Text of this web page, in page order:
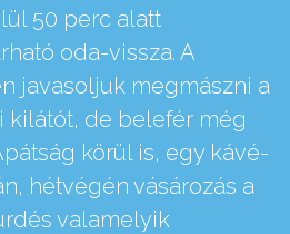
50 perc alatt
oda-vissza. A
javasoljuk megmászni a
kilátót, de belefér még
körül is, egy kávé-
hétvégén vásározás a
valamelyik